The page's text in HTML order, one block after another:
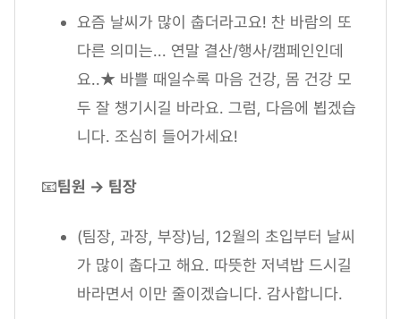
요즘 날씨가 많이 춥더라고요! 찬 바람의 또
다른 의미는... 연말 결산/행사/캠페인인데
요..★ 바쁠 때일수록 마음 건강, 몸 건강 모
두 잘 챙기시길 바라요. 그럼, 다음에 뵙겠습
니다. 조심히 들어가세요!
📧팀원 → 팀장
(팀장, 과장, 부장)님, 12월의 초입부터 날씨
가 많이 춥다고 해요. 따뜻한 저녁밥 드시길
바라면서 이만 줄이겠습니다. 감사합니다.